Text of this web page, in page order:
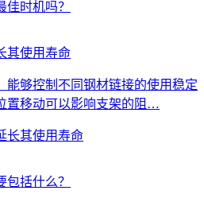
其使用寿命
能够控制不同钢材链接的使用稳定
置移动可以影响支架的阻…
括什么？